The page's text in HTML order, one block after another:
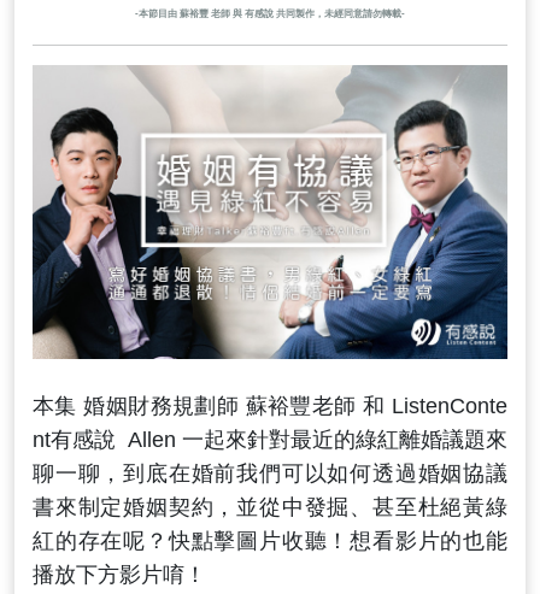
-本節目由 蘇裕豐 老師 與 有感說 共同製作，未經同意請勿轉載-
本集 婚姻財務規劃師 蘇裕豐老師 和 ListenConte
nt有感說 Allen 一起來針對最近的綠紅離婚議題來
聊一聊，到底在婚前我們可以如何透過婚姻協議
書來制定婚姻契約，並從中發掘、甚至杜絕黃綠
紅的存在呢？快點擊圖片收聽！想看影片的也能
播放下方影片唷！